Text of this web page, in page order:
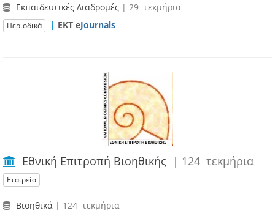
Εκπαιδευτικές Διαδρομές | 29 τεκμήρια
Περιοδικά | ΕΚΤ eJournals
Εθνική Επιτροπή Βιοηθικής | 124 τεκμήρια
Εταιρεία
Βιοηθικά | 124 τεκμήρια